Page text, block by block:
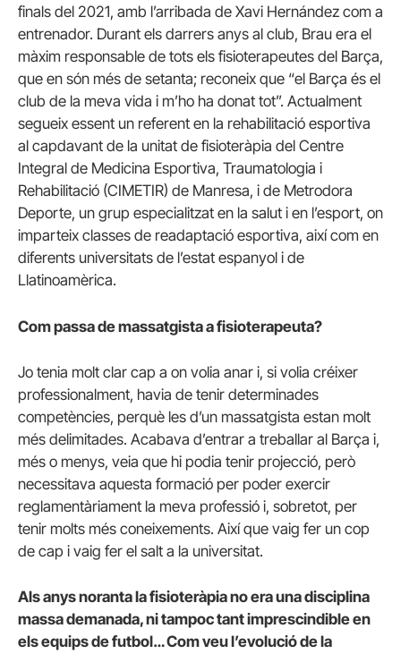
finals del 2021, amb l’arribada de Xavi Hernández com a
entrenador. Durant els darrers anys al club, Brau era el
màxim responsable de tots els fisioterapeutes del Barça,
que en són més de setanta; reconeix que “el Barça és el
club de la meva vida i m’ho ha donat tot”. Actualment
segueix essent un referent en la rehabilitació esportiva
al capdavant de la unitat de fisioteràpia del Centre
Integral de Medicina Esportiva, Traumatologia i
Rehabilitació (CIMETIR) de Manresa, i de Metrodora
Deporte, un grup especialitzat en la salut i en l’esport, on
imparteix classes de readaptació esportiva, així com en
diferents universitats de l’estat espanyol i de
Llatinoamèrica.
Com passa de massatgista a fisioterapeuta?
Jo tenia molt clar cap a on volia anar i, si volia créixer
professionalment, havia de tenir determinades
competències, perquè les d’un massatgista estan molt
més delimitades. Acabava d’entrar a treballar al Barça i,
més o menys, veia que hi podia tenir projecció, però
necessitava aquesta formació per poder exercir
reglamentàriament la meva professió i, sobretot, per
tenir molts més coneixements. Així que vaig fer un cop
de cap i vaig fer el salt a la universitat.
Als anys noranta la fisioteràpia no era una disciplina
massa demanada, ni tampoc tant imprescindible en
els equips de futbol… Com veu l’evolució de la